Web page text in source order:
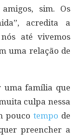
sim. Os
acredita a
até vivemos
uma relação de
uma família que
culpa nessa
pouco tempo de
preencher a